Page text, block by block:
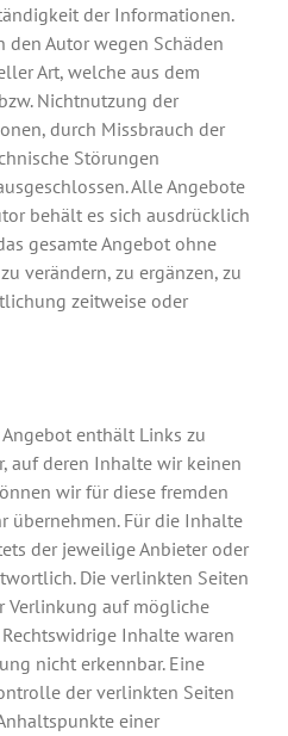
der Informationen.
den Autor wegen Schäden
Art, welche aus dem
Nichtnutzung der
durch Missbrauch der
Störungen
Alle Angebote
behält es sich ausdrücklich
gesamte Angebot ohne
verändern, zu ergänzen, zu
zeitweise oder
enthält Links zu
auf deren Inhalte wir keinen
wir für diese fremden
übernehmen. Für die Inhalte
der jeweilige Anbieter oder
Die verlinkten Seiten
Verlinkung auf mögliche
Inhalte waren
nicht erkennbar. Eine
der verlinkten Seiten
einer